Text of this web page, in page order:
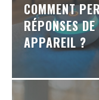
COMMENT
RÉPONSES
APPAREIL ?